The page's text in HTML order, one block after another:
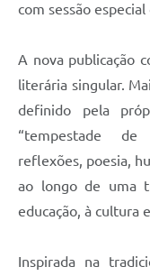
com sessão
A nova publicação
literária singular.
definido pela
“tempestade de
reflexões, poesia,
ao longo de uma
educação, à cultura
Inspirada na